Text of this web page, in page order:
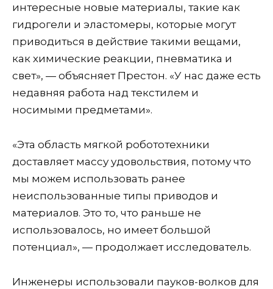
интересные новые материалы, такие как
гидрогели и эластомеры, которые могут
приводиться в действие такими вещами,
как химические реакции, пневматика и
свет», — объясняет Престон. «У нас даже есть
недавняя работа над текстилем и
носимыми предметами».
«Эта область мягкой робототехники
доставляет массу удовольствия, потому что
мы можем использовать ранее
неиспользованные типы приводов и
материалов. Это то, что раньше не
использовалось, но имеет большой
потенциал», — продолжает исследователь.
Инженеры использовали пауков-волков для